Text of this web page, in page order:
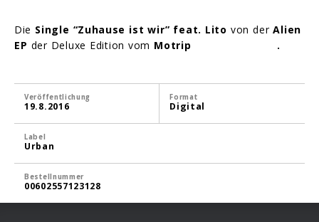
Die Single “Zuhause ist wir” feat. Lito von derAlien
EP der Deluxe Edition vom Motrip .
Veröffentlichung
19.8.2016
Format
Digital
Label
Urban
Bestellnummer
00602557123128